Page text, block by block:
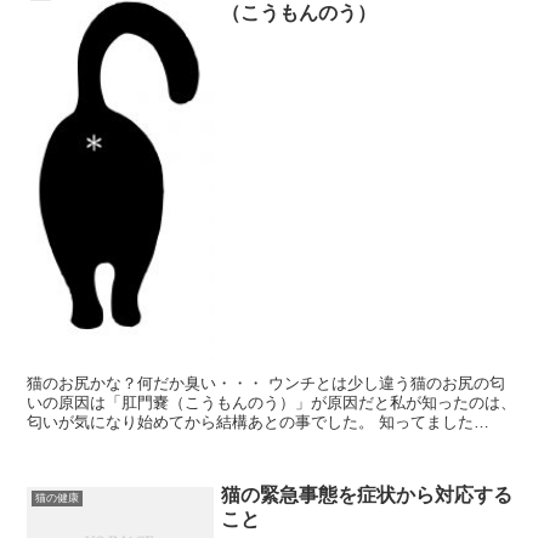
（こうもんのう）
猫のお尻かな？何だか臭い・・・ ウンチとは少し違う猫のお尻の匂
いの原因は「肛門嚢（こうもんのう）」が原因だと私が知ったのは、
匂いが気になり始めてから結構あとの事でした。 知ってました
猫の健康
猫の緊急事態を症状から対応する
こと